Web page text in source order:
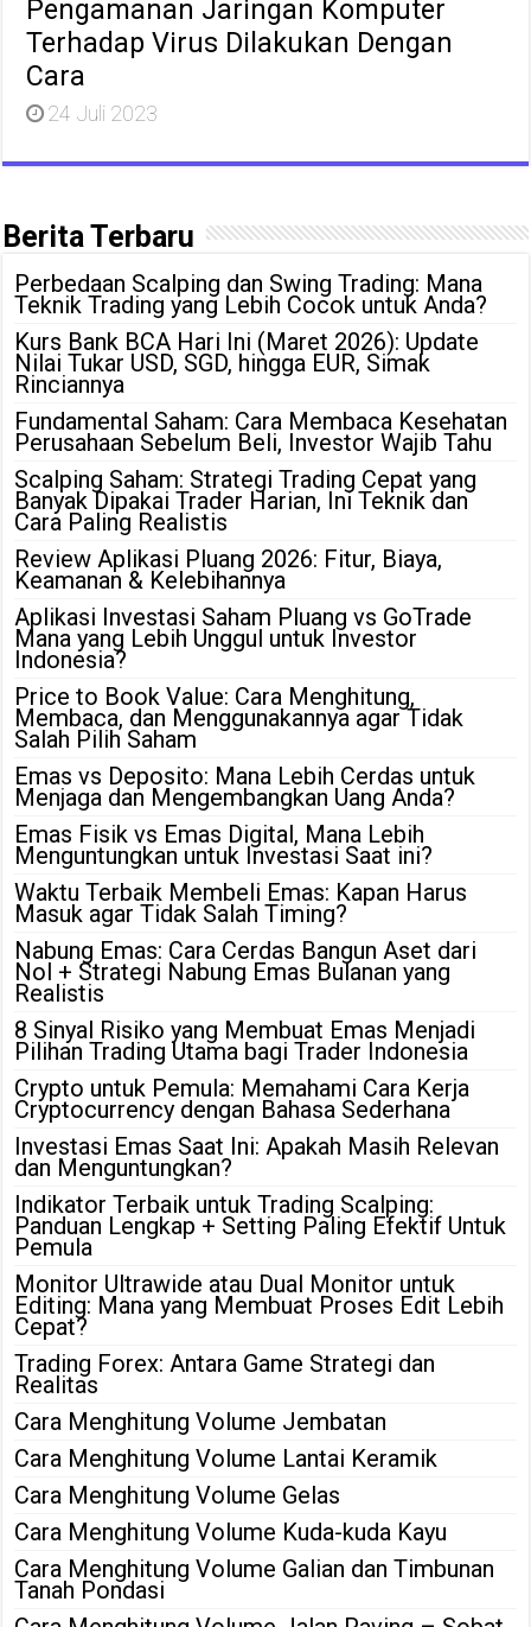
Pengamanan Jaringan Komputer
Terhadap Virus Dilakukan Dengan
Cara
24 Juli 2023
Berita Terbaru
Perbedaan Scalping dan Swing Trading: Mana
Teknik Trading yang Lebih Cocok untuk Anda?
Kurs Bank BCA Hari Ini (Maret 2026): Update
Nilai Tukar USD, SGD, hingga EUR, Simak
Rinciannya
Fundamental Saham: Cara Membaca Kesehatan
Perusahaan Sebelum Beli, Investor Wajib Tahu
Scalping Saham: Strategi Trading Cepat yang
Banyak Dipakai Trader Harian, Ini Teknik dan
Cara Paling Realistis
Review Aplikasi Pluang 2026: Fitur, Biaya,
Keamanan & Kelebihannya
Aplikasi Investasi Saham Pluang vs GoTrade
Mana yang Lebih Unggul untuk Investor
Indonesia?
Price to Book Value: Cara Menghitung,
Membaca, dan Menggunakannya agar Tidak
Salah Pilih Saham
Emas vs Deposito: Mana Lebih Cerdas untuk
Menjaga dan Mengembangkan Uang Anda?
Emas Fisik vs Emas Digital, Mana Lebih
Menguntungkan untuk Investasi Saat ini?
Waktu Terbaik Membeli Emas: Kapan Harus
Masuk agar Tidak Salah Timing?
Nabung Emas: Cara Cerdas Bangun Aset dari
Nol + Strategi Nabung Emas Bulanan yang
Realistis
8 Sinyal Risiko yang Membuat Emas Menjadi
Pilihan Trading Utama bagi Trader Indonesia
Crypto untuk Pemula: Memahami Cara Kerja
Cryptocurrency dengan Bahasa Sederhana
Investasi Emas Saat Ini: Apakah Masih Relevan
dan Menguntungkan?
Indikator Terbaik untuk Trading Scalping:
Panduan Lengkap + Setting Paling Efektif Untuk
Pemula
Monitor Ultrawide atau Dual Monitor untuk
Editing: Mana yang Membuat Proses Edit Lebih
Cepat?
Trading Forex: Antara Game Strategi dan
Realitas
Cara Menghitung Volume Jembatan
Cara Menghitung Volume Lantai Keramik
Cara Menghitung Volume Gelas
Cara Menghitung Volume Kuda-kuda Kayu
Cara Menghitung Volume Galian dan Timbunan
Tanah Pondasi